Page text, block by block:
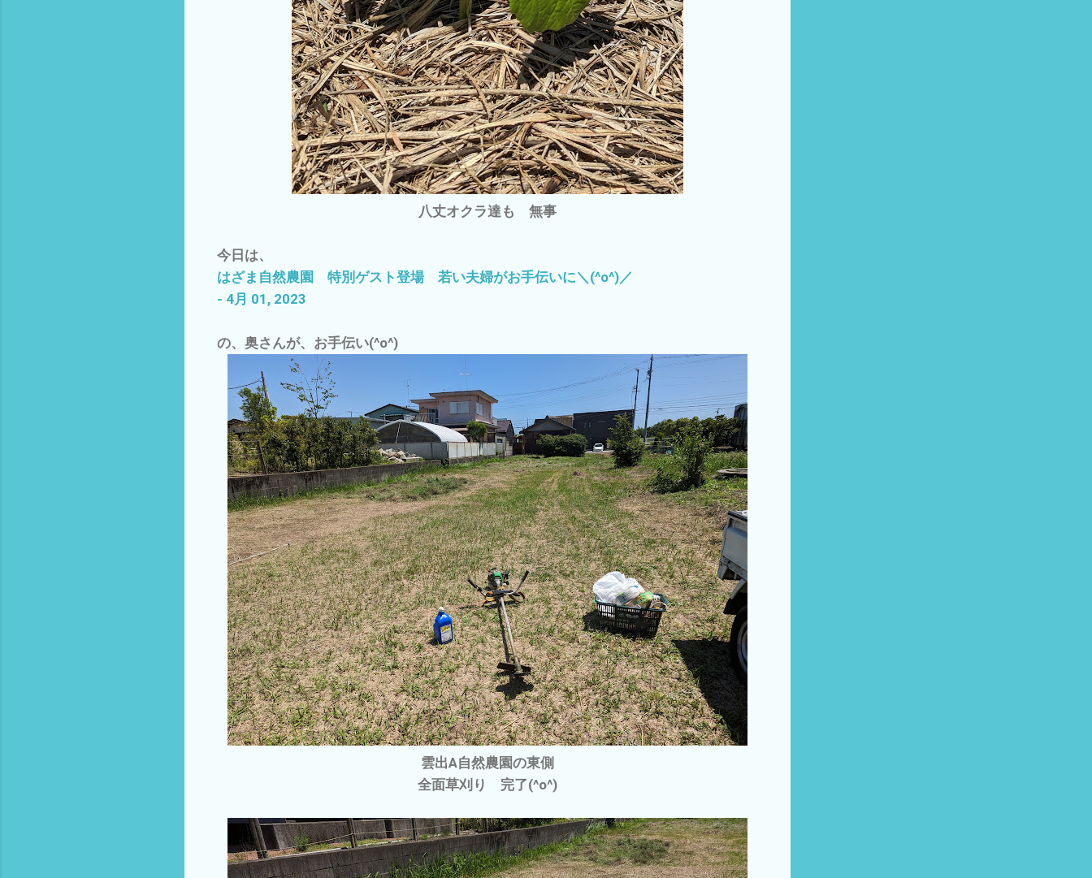
八丈オクラ達も 無事
今日は、
はざま自然農園 特別ゲスト登場 若い夫婦がお手伝いに＼(^o^)／
- 4月 01, 2023
の、奥さんが、お手伝い(^o^)
雲出A自然農園の東側
全面草刈り 完了(^o^)